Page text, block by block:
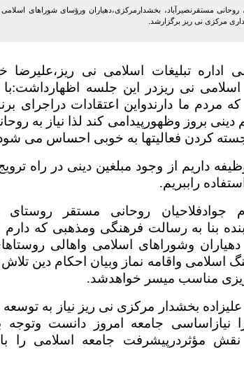
روحانی مستقرنصیرآباد، بخشدارمرکزی،دهیاران ورؤسای شوراهای
مرکزی نی ریز برگزارشد.
تبلیغات اسلامی نی ریز،علیرضا
اسلامی نی ریزدر این جلسه اظهارداشت:با
مردم ما دارندواین اعتقادات دراجرای
بروز وظهورپیدامی کند لذا نیاز به
کردن فعالیتها به خوبی احساس می
داریم از وجود مبلغین دینی در راه
راببریم.
جوادفلاحیان روحانی مستقر روستای
بنا به رسالت فرهنگی ومذهبی که
وشوراهای اسلامی واهالی
اسلامی واقامه نماز وبیان احکام دین
ریزی مناسب میسر خواهدشد.
بخشدار مرکزی نی ریز نیاز به
نیازاساسی جامعه امروز دانست
مؤثردرپیشرفت جامعه اسلامی را